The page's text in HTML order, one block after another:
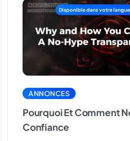
ANNONCES
Pourquoi Et Comment
Confiance